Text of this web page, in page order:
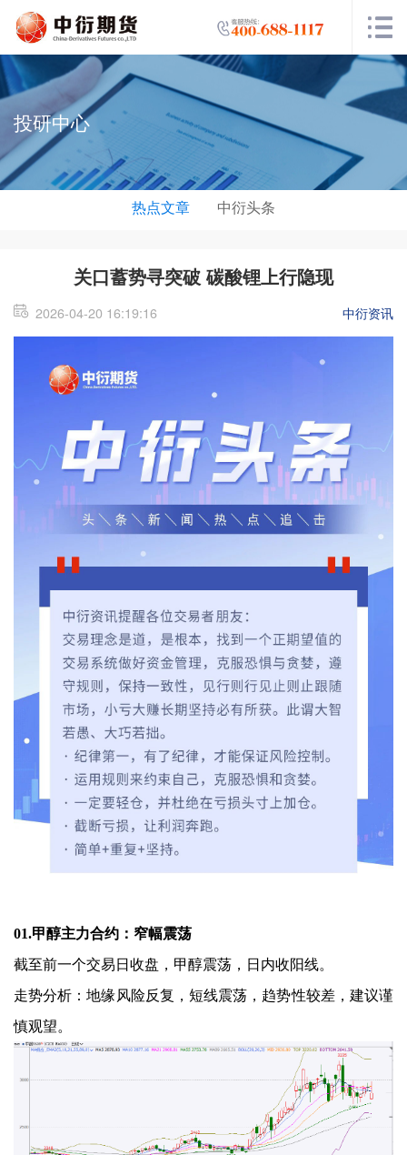
投研中心
热点文章 中衍头条
关口蓄势寻突破 碳酸锂上行隐现
2026-04-20 16:19:16 中衍资讯
01.甲醇主力合约：窄幅震荡
截至前一个交易日收盘，甲醇震荡，日内收阳线。
走势分析：地缘风险反复，短线震荡，趋势性较差，建议谨
慎观望。